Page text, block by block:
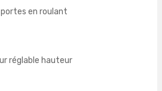
en roulant
réglable hauteur